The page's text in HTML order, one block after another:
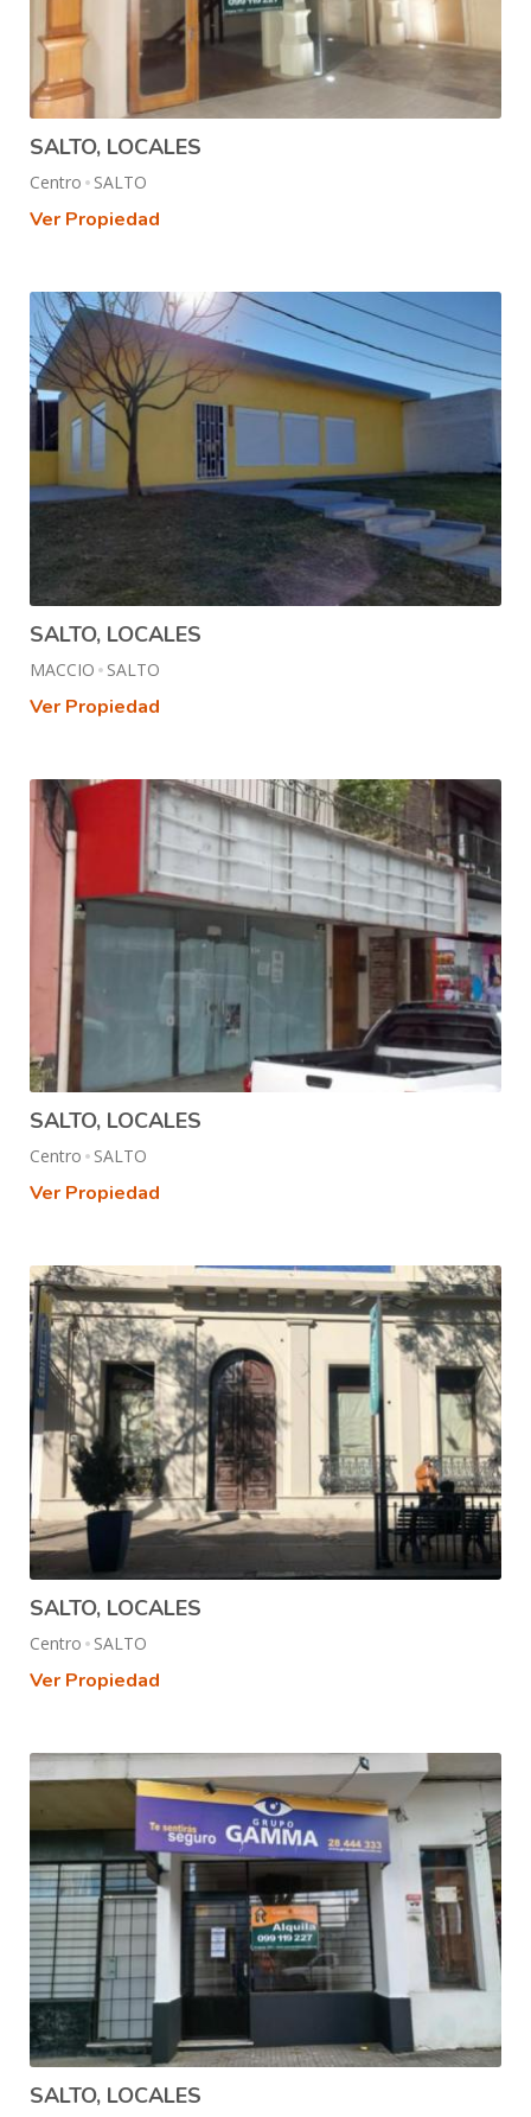
SALTO, LOCALES
Centro SALTO
Ver Propiedad
SALTO, LOCALES
MACCIO SALTO
Ver Propiedad
SALTO, LOCALES
Centro SALTO
Ver Propiedad
SALTO, LOCALES
Centro SALTO
Ver Propiedad
SALTO, LOCALES